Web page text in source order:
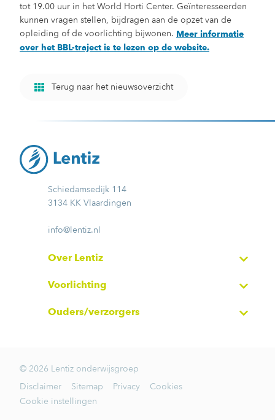
tot 19.00 uur in het World Horti Center. Geïnteresseerden
kunnen vragen stellen, bijdragen aan de opzet van de
opleiding of de voorlichting bijwonen. Meer informatie
over het BBL-traject is te lezen op de website.
Terug naar het nieuwsoverzicht
Schiedamsedijk 114
3134 KK Vlaardingen
info@lentiz.nl
Over Lentiz
Voorlichting
Ouders/verzorgers
© 2026 Lentiz onderwijsgroep
Disclaimer
Sitemap Privacy
Cookies
Cookie instellingen